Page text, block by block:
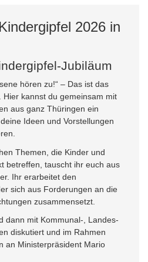
2026 in
Jubiläum
hören zu!“ – Das ist das
Hier kannst du gemeinsam mit
aus ganz Thüringen ein
Ideen und Vorstellungen
Themen, die Kinder und
betreffen, tauscht ihr euch aus
Ihr erarbeitet den
sich aus Forderungen an die
zusammensetzt.
dann mit Kommunal-, Landes-
diskutiert und im Rahmen
an Ministerpräsident Mario